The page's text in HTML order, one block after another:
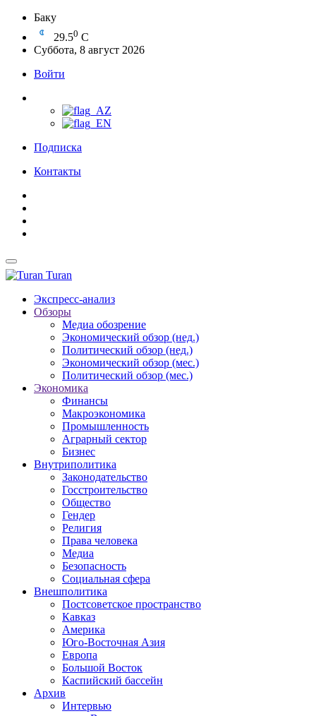
Баку
29.50 C
Суббота, 8 август 2026
Войти
Подписка
Контакты
Turan
Экспресс-анализ
Обзоры
Медиа обозрение
Экономический обзор (нед.)
Политический обзор (нед.)
Экономический обзор (мес.)
Политический обзор (мес.)
Экономика
Финансы
Макроэкономика
Промышленность
Аграрный сектор
Бизнес
Внутриполитика
Законодательство
Госстроительство
Общество
Гендер
Религия
Права человека
Медиа
Безопасность
Социальная сфера
Внешполитика
Постсоветское пространство
Кавказ
Америка
Юго-Восточная Азия
Европа
Большой Восток
Каспийский бассейн
Архив
Интервью